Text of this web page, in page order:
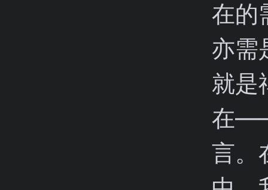
在的
亦需
就是
在
言。